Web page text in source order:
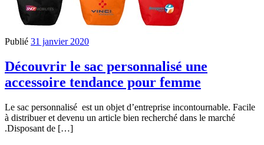
Publié 31 janvier 2020
Découvrir le sac personnalisé une
accessoire tendance pour femme
Le sac personnalisé est un objet d’entreprise incontournable. Facile
à distribuer et devenu un article bien recherché dans le marché
.Disposant de […]